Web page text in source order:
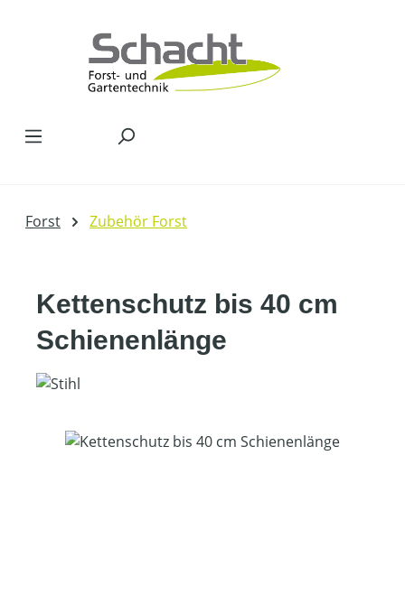
Forst Zubehör Forst
Kettenschutz bis 40 cm
Schienenlänge
Bildergalerie überspringen